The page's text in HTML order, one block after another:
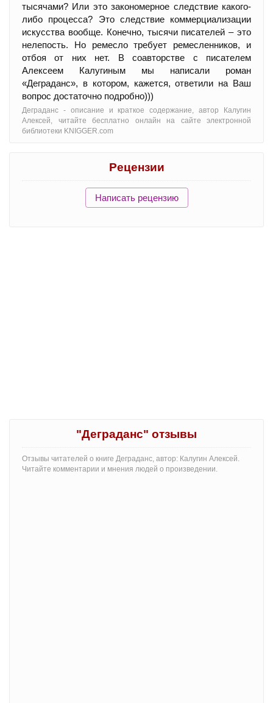
тысячами? Или это закономерное следствие какого-
либо процесса? Это следствие коммерциализации
искусства вообще. Конечно, тысячи писателей – это
нелепость. Но ремесло требует ремесленников, и
отбоя от них нет. В соавторстве с писателем
Алексеем Калугиным мы написали роман
«Деграданс», в котором, кажется, ответили на Ваш
вопрос достаточно подробно)))
Деграданс - oписание и краткое содержание, автор Калугин
Алексей, читайте бесплатно онлайн на сайте электронной
библиотеки KNIGGER.com
Рецензии
Написать рецензию
"Деграданс" отзывы
Отзывы читателей о книге Деграданс, автор: Калугин Алексей.
Читайте комментарии и мнения людей о произведении.